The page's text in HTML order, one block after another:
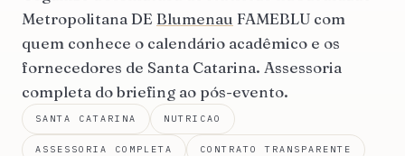
Metropolitana DE Blumenau FAMEBLU com
quem conhece o calendário acadêmico e os
fornecedores de Santa Catarina. Assessoria
completa do briefing ao pós-evento.
SANTA CATARINA NUTRICAO
ASSESSORIA COMPLETA CONTRATO TRANSPARENTE